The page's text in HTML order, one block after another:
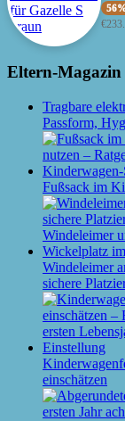
€
Eltern-Magazin
Tragbare
Passform,
Fußsack im
Windeleimer
sichere
einschätzen